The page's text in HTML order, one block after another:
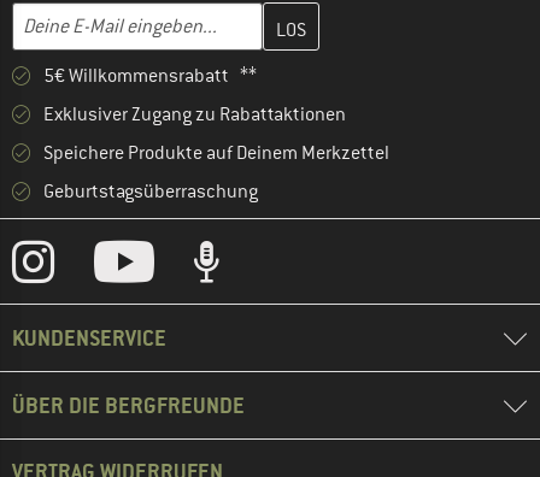
E-Mail-Adresse
Gib hier deine E-Mail-Adresse ein und erstelle im nächsten
5€ Willkommensrabatt **
Exklusiver Zugang zu Rabattaktionen
Speichere Produkte auf Deinem Merkzettel
Geburtstagsüberraschung
KUNDENSERVICE
ÜBER DIE BERGFREUNDE